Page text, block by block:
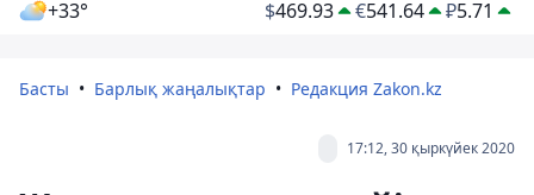
+33° $469.93 €541.64 ₽5.71
Басты Барлық жаңалықтар Редакция Zakon.kz
17:12, 30 қыркүйек 2020